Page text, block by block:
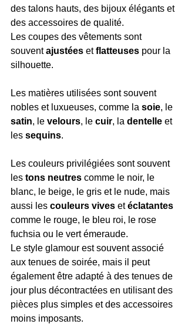
des talons hauts, des bijoux élégants et
des accessoires de qualité.
Les coupes des vêtements sont
souvent ajustées et flatteuses pour la
silhouette.
Les matières utilisées sont souvent
nobles et luxueuses, comme la soie, le
satin, le velours, le cuir, la dentelle et
les sequins.
Les couleurs privilégiées sont souvent
les tons neutres comme le noir, le
blanc, le beige, le gris et le nude, mais
aussi les couleurs vives et éclatantes
comme le rouge, le bleu roi, le rose
fuchsia ou le vert émeraude.
Le style glamour est souvent associé
aux tenues de soirée, mais il peut
également être adapté à des tenues de
jour plus décontractées en utilisant des
pièces plus simples et des accessoires
moins imposants.